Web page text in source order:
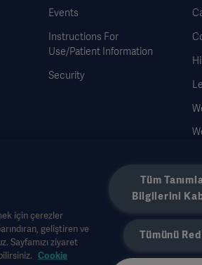
Events
Instructions For
Use/Patient Information
Security
için çerezler
geliştiren ve
Sayfamızı ziyaret
Cookie
Tüm
Bilgilerini
Tümünü